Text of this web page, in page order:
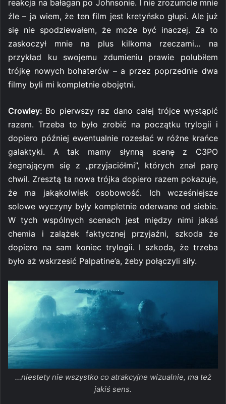
reakcja na bałagan po Johnsonie. I nie zrozumcie mnie
źle – ja wiem, że ten film jest kretyńsko głupi. Ale już
się nie spodziewałem, że może być inaczej. Za to
zaskoczył mnie na plus kilkoma rzeczami… na
przykład ku swojemu zdumieniu prawie polubiłem
trójkę nowych bohaterów – a przez poprzednie dwa
filmy byli mi kompletnie obojętni.
Crowley: Bo pierwszy raz dano całej trójce wystąpić
razem. Trzeba to było zrobić na początku trylogii i
dopiero później ewentualnie rozesłać w różne krańce
galaktyki. A tak mamy słynną scenę z C3PO
żegnającym się z „przyjaciółmi”, których znał parę
chwil. Zresztą ta nowa trójka dopiero razem pokazuje,
że ma jakąkolwiek osobowość. Ich wcześniejsze
solowe wyczyny były kompletnie oderwane od siebie.
W tych wspólnych scenach jest między nimi jakaś
chemia i zalążek faktycznej przyjaźni, szkoda że
dopiero na sam koniec trylogii. I szkoda, że trzeba
było aż wskrzesić Palpatine’a, żeby połączyli siły.
…niestety nie wszystko co atrakcyjne wizualnie, ma też
jakiś sens.